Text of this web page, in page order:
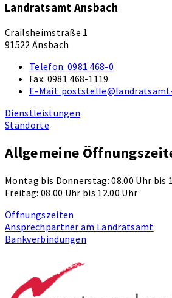
Landratsamt Ansbach
Crailsheimstraße 1
91522 Ansbach
Telefon: 0981 468-0
Fax: 0981 468-1119
E-Mail:
Dienstleistungen
Standorte
Allgemeine
Montag bis Donnerstag: 08.00 Uhr bis
Freitag: 08.00 Uhr bis 12.00 Uhr
Öffnungszeiten
Ansprechpartner am Landratsamt
Bankverbindungen